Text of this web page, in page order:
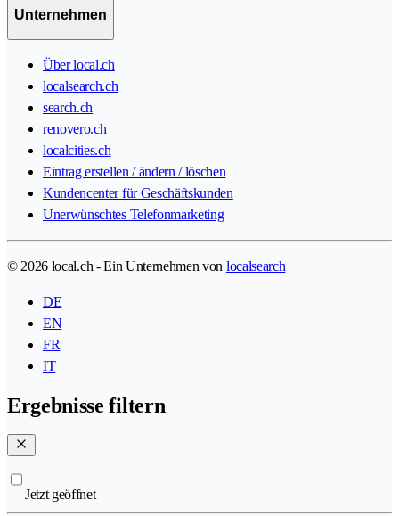
Unternehmen
Über local.ch
localsearch.ch
search.ch
renovero.ch
localcities.ch
Eintrag erstellen / ändern / löschen
Kundencenter für Geschäftskunden
Unerwünschtes Telefonmarketing
© 2026 local.ch - Ein Unternehmen von localsearch
DE
EN
FR
IT
Ergebnisse filtern
Jetzt geöffnet